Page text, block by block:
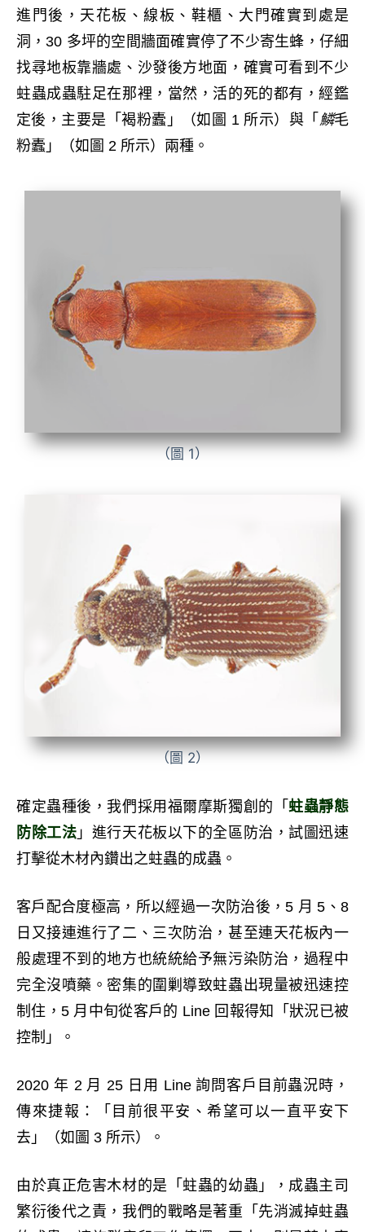
進門後，天花板、線板、鞋櫃、大門確實到處是
洞，30 多坪的空間牆面確實停了不少寄生蜂，仔細
找尋地板靠牆處、沙發後方地面，確實可看到不少
蛀蟲成蟲駐足在那裡，當然，活的死的都有，經鑑
定後，主要是「褐粉蠹」（如圖 1 所示）與「 鱗毛
粉蠹」（如圖 2 所示）兩種。
（圖 1）
（圖 2）
確定蟲種後，我們採用福爾摩斯獨創的「蛀蟲靜態
防除工法 」進行天花板以下的全區防治，試圖迅速
打擊從木材內鑽出之蛀蟲的成蟲。
客戶配合度極高，所以經過一次防治後，5 月 5、8
日又接連進行了二、三次防治，甚至連天花板內一
般處理不到的地方也統統給予無污染防治，過程中
完全沒噴藥。密集的圍剿導致蛀蟲出現量被迅速控
制住，5 月中旬從客戶的 Line 回報得知「狀況已被
控制」。
2020 年 2 月 25 日用 Line 詢問客戶目前蟲況時，
傳來捷報：「目前很平安、希望可以一直平安下
去」（如圖 3 所示）。
由於真正危害木材的是「蛀蟲的幼蟲」，成蟲主司
繁衍後代之責，我們的戰略是著重「先消滅掉蛀蟲